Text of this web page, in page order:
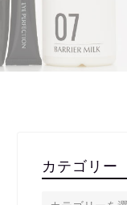
カテゴリー